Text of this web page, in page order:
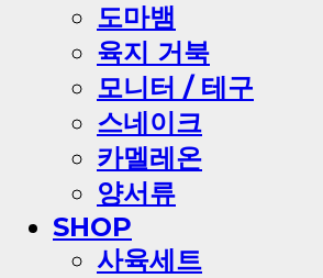
도마뱀
육지 거북
모니터 / 테구
스네이크
카멜레온
양서류
SHOP
사육세트